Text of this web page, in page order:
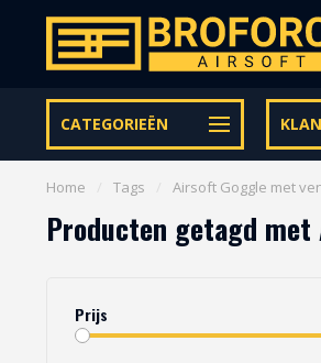
CATEGORIEËN
Let op onze speciale Facebook/Instagram
Home Tags Airsoft Goggle met
Producten getagd
Prijs